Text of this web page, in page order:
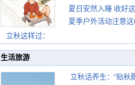
立秋这样过：
这些前兆要知道
夏日安然入睡 收好
贴士
夏季户外活动注意
生活旅游
立秋话养生：“贴秋